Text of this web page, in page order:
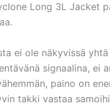
Long 3L Jacket
ei ole näkyvissä
signaalina, ei
paino on
takki vastaa